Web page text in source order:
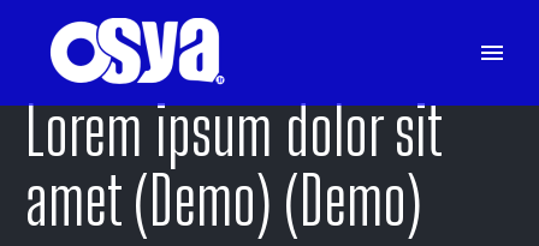
Lorem ipsum dolor sit
amet (Demo) (Demo)